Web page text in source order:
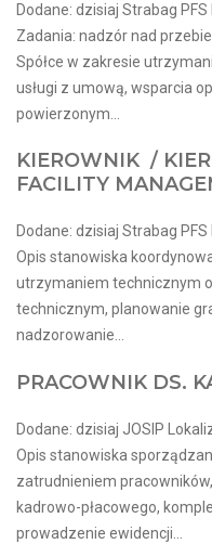
Dodane: dzisiaj Strabag
Zadania: nadzór nad
Spółce w zakresie
usługi z umową, wsparcia
powierzonym...
KIEROWNIK /
FACILITY
Dodane: dzisiaj Strabag
Opis stanowiska
utrzymaniem technicznym
technicznym, planowanie
nadzorowanie...
PRACOWNIK DS.
Dodane: dzisiaj JOSIP
Opis stanowiska
zatrudnieniem
kadrowo-płacowego,
prowadzenie ewidencji...